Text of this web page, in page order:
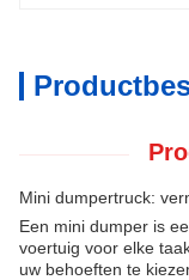
Mini dumpertruck:
Een mini dumper is
voertuig voor elke
uw behoeften te